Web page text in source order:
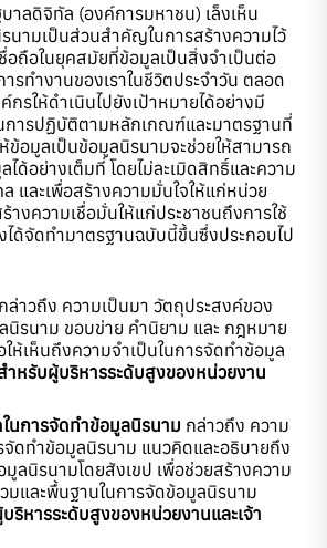
ลดิจิทัล (องค์การมหาชน) เล็งเห็น
นามเป็นส่วนสำคัญในการสร้างความไว้
ชื่อถือในยุคสมัยที่ข้อมูลเป็นสิ่งจำเป็นต่อ
รทำงานของเราในชีวิตประจำวัน ตลอด
กรให้ดำเนินไปยังเป้าหมายได้อย่างมี
ารปฏิบัติตามหลักเกณฑ์และมาตรฐานที่
ข้อมูลเป็นข้อมูลนิรนามจะช่วยให้สามารถ
ได้อย่างเต็มที่ โดยไม่ละเมิดสิทธิ์และความ
และเพื่อสร้างความมั่นใจให้แก่หน่วย
างความเชื่อมั่นให้แก่ประชาชนถึงการใช้
ได้จัดทำมาตรฐานฉบับนี้ขึ้นซึ่งประกอบไป
กล่าวถึง ความเป็นมา วัตถุประสงค์ของ
นิรนาม ขอบข่าย คำนิยาม และ กฎหมาย
ให้เห็นถึงความจำเป็นในการจัดทำข้อมูล
ำหรับผู้บริหารระดับสูงของหน่วยงาน
นการจัดทำข้อมูลนิรนาม กล่าวถึง ความ
ดทำข้อมูลนิรนาม แนวคิดและอธิบายถึง
ลนิรนามโดยสังเขป เพื่อช่วยสร้างความ
มและพื้นฐานในการจัดข้อมูลนิรนาม
ริหารระดับสูงของหน่วยงานและเจ้า